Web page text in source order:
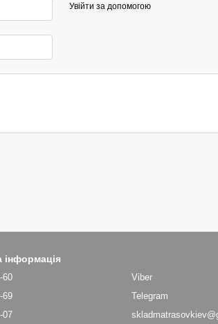
Увійти за допомогою
інформація
60
69
07
Viber
Telegram